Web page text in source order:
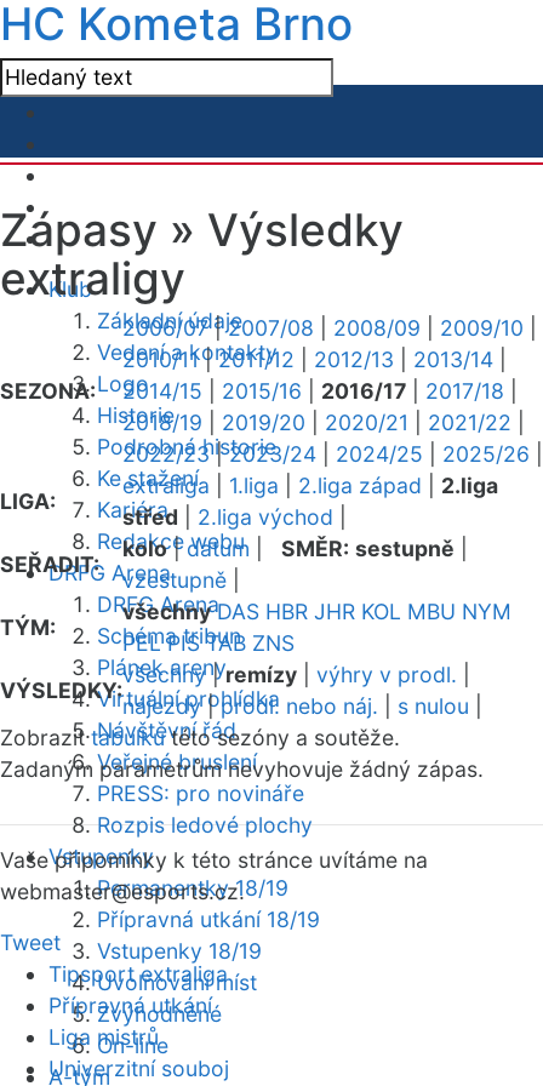
HC Kometa Brno
Klub
Základní údaje
Vedení a kontakty
Logo
Historie
Podrobná historie
Ke stažení
Kariéra
Redakce webu
DRFG Arena
DRFG Arena
Schéma tribun
Plánek areny
Virtuální prohlídka
Návštěvní řád
Veřejné bruslení
PRESS: pro novináře
Rozpis ledové plochy
Vstupenky
Permanentky 18/19
Přípravná utkání 18/19
Vstupenky 18/19
Uvolňování míst
Zvýhodněné
On-line
A-tým
Zápasy » Výsledky
extraligy
SEZONA:
2006/07|2007/08 2008/09 2009/10
2010/11|2011/12 2012/13 2013/14
2014/15
2015/16 2016/17 2017/18
2018/19
2019/20 2020/21 2021/22
2022/23|2023/24 2024/25 2025/26
LIGA:
extraliga 1.liga 2.liga západ
2.liga
střed
2.liga východ
SEŘADIT:
kolo|datum SMĚR: sestupně
vzestupně
TÝM:
všechny DAS HBR JHR KOL MBU NYM
PEL PIS TAB ZNS
VÝSLEDKY:
všechny|remízy výhry v prodl.
nájezdy|prodl. nebo náj. s nulou
Zobrazittabulkutéto sezóny a soutěže.
Zadaným parametrům nevyhovuje žádný zápas.
Vaše připomínky k této stránce uvítáme na
webmaster@esports.cz.
Tweet
Tipsport extraliga
Přípravná utkání
Liga mistrů
Univerzitní souboj